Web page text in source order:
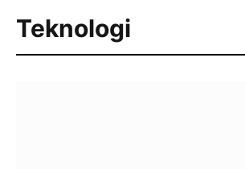
Teknologi